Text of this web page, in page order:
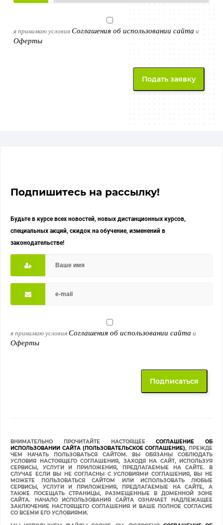
я принимаю условияСоглашения об использовании сайта и
Оферты
Подпишитесь на рассылку!
Будьте в курсе всех новостей, новых дистанционных курсов,
специальных акций, скидок на обучение, изменений в
законодательстве!
я принимаю условияСоглашения об использовании сайта и
Оферты
ВНИМАТЕЛЬНО ПРОЧИТАЙТЕ НАСТОЯЩЕЕСОГЛАШЕНИЕ ОБ
ИСПОЛЬЗОВАНИИ САЙТА (ПОЛЬЗОВАТЕЛЬСКОЕ СОГЛАШЕНИЕ), ПРЕЖДЕ
ЧЕМ НАЧАТЬ ПОЛЬЗОВАТЬСЯ САЙТОМ. ВЫ ОБЯЗАНЫ СОБЛЮДАТЬ
УСЛОВИЯ НАСТОЯЩЕГО СОГЛАШЕНИЯ, ЗАХОДЯ НА САЙТ, ИСПОЛЬЗУЯ
СЕРВИСЫ, УСЛУГИ И ПРИЛОЖЕНИЯ, ПРЕДЛАГАЕМЫЕ НА САЙТЕ. В
СЛУЧАЕ ЕСЛИ ВЫ НЕ СОГЛАСНЫ С УСЛОВИЯМИ СОГЛАШЕНИЯ, ВЫ НЕ
МОЖЕТЕ ПОЛЬЗОВАТЬСЯ САЙТОМ ИЛИ ИСПОЛЬЗОВАТЬ ЛЮБЫЕ
СЕРВИСЫ, УСЛУГИ И ПРИЛОЖЕНИЯ, ПРЕДЛАГАЕМЫЕ НА САЙТЕ, А
ТАКЖЕ ПОСЕЩАТЬ СТРАНИЦЫ, РАЗМЕЩЕННЫЕ В ДОМЕННОЙ ЗОНЕ
САЙТА. НАЧАЛО ИСПОЛЬЗОВАНИЯ САЙТА ОЗНАЧАЕТ НАДЛЕЖАЩЕЕ
ЗАКЛЮЧЕНИЕ НАСТОЯЩЕГО СОГЛАШЕНИЯ И ВАШЕ ПОЛНОЕ СОГЛАСИЕ
СО ВСЕМИ ЕГО УСЛОВИЯМИ.